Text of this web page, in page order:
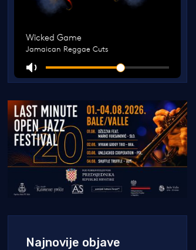
Najnovije objave